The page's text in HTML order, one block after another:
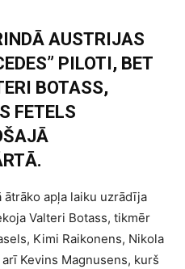
AUSTRIJAS
PILOTI, BET
BOTASS,
FETELS
ātrāko apļa laiku uzrādīja
Valteri Botass, tikmēr
Kimi Raikonens, Nikola
Kevins Magnusens, kurš